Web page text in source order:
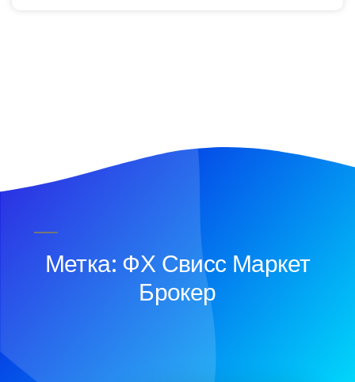
Метка: ФХ Свисс Маркет
Брокер